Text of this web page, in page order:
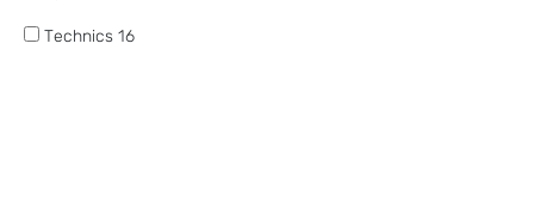
Technics 16